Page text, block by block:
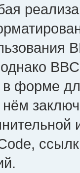
форме